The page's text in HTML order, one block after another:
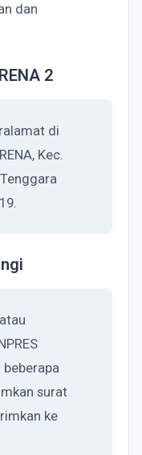
dan
2
di
Kec.
beberapa
surat
ke